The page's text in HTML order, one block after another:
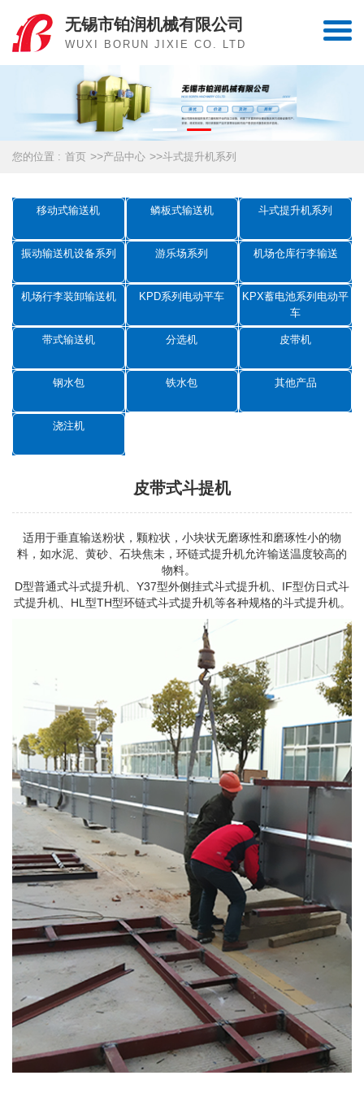
无锡市铂润机械有限公司
WUXI BORUN JIXIE CO. LTD
您的位置 : 首页 >>产品中心 >>斗式提升机系列
移动式输送机 鳞板式输送机 斗式提升机系列
振动输送机设备系列 游乐场系列 机场仓库行李输送
机场行李装卸输送机 KPD系列电动平车
KPX蓄电池系列电动平
车
带式输送机 分选机 皮带机
钢水包 铁水包 其他产品
浇注机
皮带式斗提机
适用于垂直输送粉状，颗粒状，小块状无磨琢性和磨琢性小的物
料，如水泥、黄砂、石块焦未，环链式提升机允许输送温度较高的
物料。
D型普通式斗式提升机、Y37型外侧挂式斗式提升机、IF型仿日式斗
式提升机、HL型TH型环链式斗式提升机等各种规格的斗式提升机。